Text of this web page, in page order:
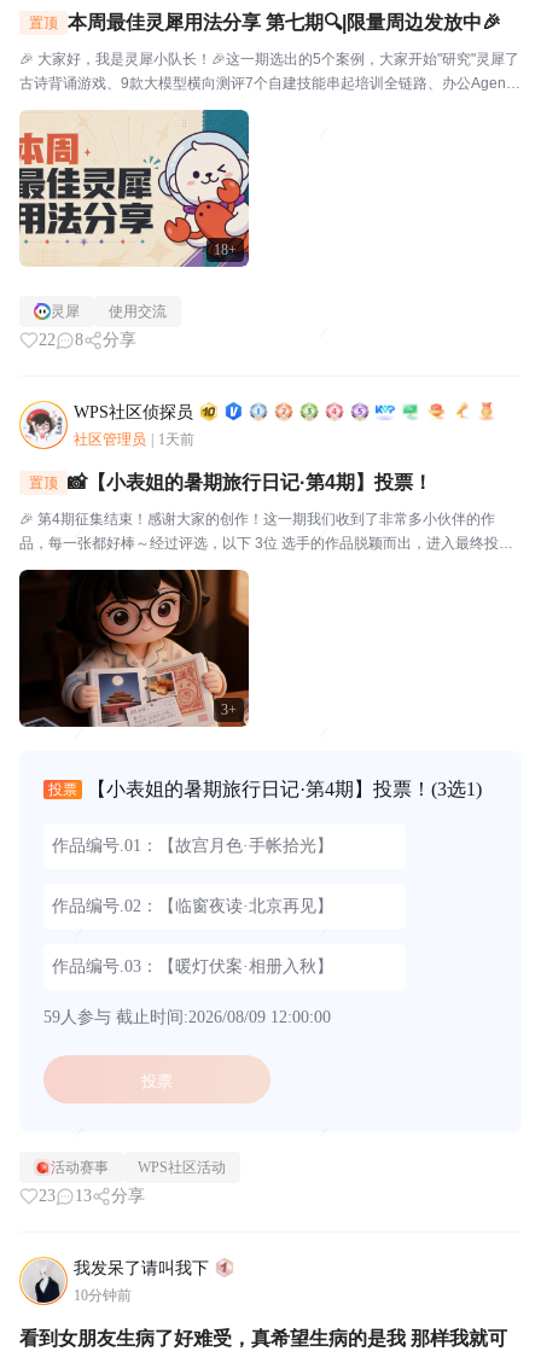
18+
置顶 本周最佳灵犀用法分享 第七期🔍|限量周边发放中🎉
🎉 大家好，我是灵犀小队长！🎉这一期选出的5个案例，大家开始"研究"灵犀了
古诗背诵游戏、9款大模型横向测评7个自建技能串起培训全链路、办公Agent
同台对比甚至灵犀还能杀毒查木马一起来看看这一期的硬核实践——👤墨云轩
一句话让灵犀自由发挥，给儿子做了个古诗背...
灵犀 使用交流
22 8 分享
WPS社区侦探员
社区管理员 1天前
3+
置顶 📸【小表姐的暑期旅行日记·第4期】投票！
🎉 第4期征集结束！感谢大家的创作！这一期我们收到了非常多小伙伴的作
品，每一张都好棒～经过评选，以下 3位 选手的作品脱颖而出，进入最终投
票！🗳️ 入选作品🔴作品编号.01：【故宫月色·手帐拾光】创作者：帅羊帅提示
词/思路：小表姐穿着家居装，坐在在家中的书...
投票 【小表姐的暑期旅行日记·第4期】投票！ (3选1)
作品编号.01：【故宫月色·手帐拾光】
作品编号.02：【临窗夜读·北京再见】
作品编号.03：【暖灯伏案·相册入秋】
59人参与 截止时间:2026/08/09 12:00:00
投票
活动赛事 WPS社区活动
23 13 分享
我发呆了请叫我下
10分钟前
看到女朋友生病了好难受，真希望生病的是我 那样我就可